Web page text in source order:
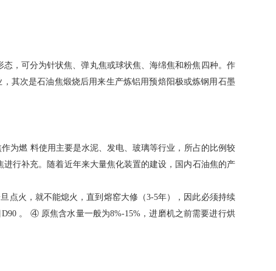
，可分为针状焦、弹丸焦或球状焦、海绵焦和粉焦四种。作
其次是石油焦煅烧后用来生产炼铝用预焙阳极或炼钢用石墨
为燃 料使用主要是水泥、发电、玻璃等行业，所占的比例较
行补充。随着近年来大量焦化装置的建设，国内石油焦的产
点火，就不能熄火，直到熔窑大修（3-5年），因此必须持续
。 ④ 原焦含水量一般为8%-15%，进磨机之前需要进行烘